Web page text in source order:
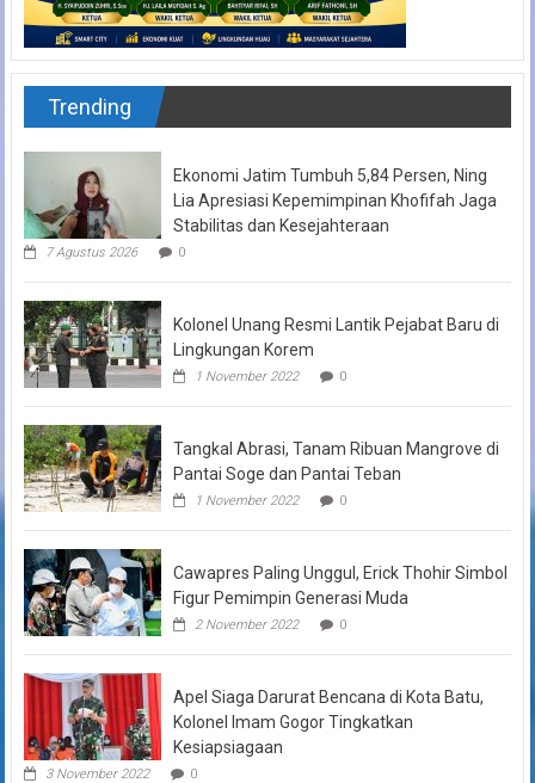
Trending
Ekonomi Jatim Tumbuh 5,84 Persen, Ning
Lia Apresiasi Kepemimpinan Khofifah Jaga
Stabilitas dan Kesejahteraan
7 Agustus 2026 0
Kolonel Unang Resmi Lantik Pejabat Baru di
Lingkungan Korem
1 November 2022 0
Tangkal Abrasi, Tanam Ribuan Mangrove di
Pantai Soge dan Pantai Teban
1 November 2022 0
Cawapres Paling Unggul, Erick Thohir Simbol
Figur Pemimpin Generasi Muda
2 November 2022 0
Apel Siaga Darurat Bencana di Kota Batu,
Kolonel Imam Gogor Tingkatkan
Kesiapsiagaan
3 November 2022 0